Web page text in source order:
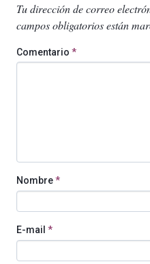
Tu dirección de correo
campos obligatorios están
Comentario *
Nombre*
E-mail *